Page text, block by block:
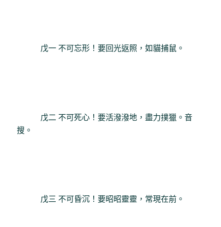
戊一 不可忘形！要回光返照，如貓捕鼠。
戊二 不可死心！要活潑潑地，盡力撲獵。音
搜。
戊三 不可昏沉！要昭昭靈靈，常現在前。